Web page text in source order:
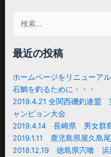
索
対
象:
最近の投稿
ホームページをリニューア
石鯛を釣るために・・・
2019.4.21 全関西磯釣連盟
ャンピョン大会
2019.4.14 長崎県 男女群
2019.1.11 鹿児島県屋久島
2018.12.19 徳島県宍喰 浜